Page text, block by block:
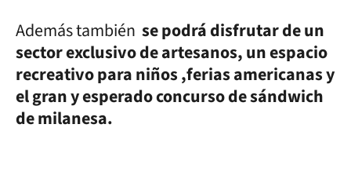
Además también se podrá disfrutar de un
sector exclusivo de artesanos, un espacio
recreativo para niños ,ferias americanas y
el gran y esperado concurso de sándwich
de milanesa.